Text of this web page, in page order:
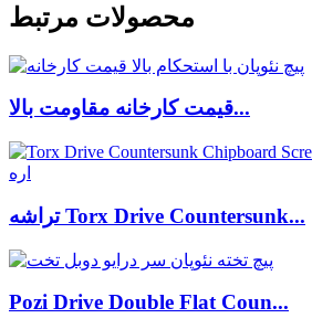
محصولات مرتبط
قیمت کارخانه مقاومت بالا...
تراشه Torx Drive Countersunk...
Pozi Drive Double Flat Coun...